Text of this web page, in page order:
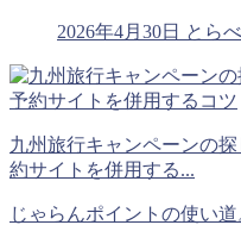
2026年4月30日 とら
九州旅行キャンペーンの
約サイトを併用する...
じゃらんポイントの使い